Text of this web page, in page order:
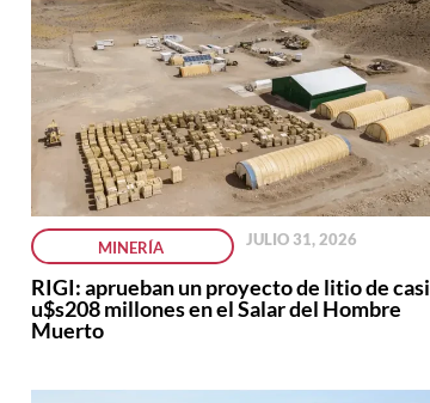
MINERÍA JULIO 31, 2026
RIGI: aprueban un proyecto de litio de casi
u$s208 millones en el Salar del Hombre
Muerto